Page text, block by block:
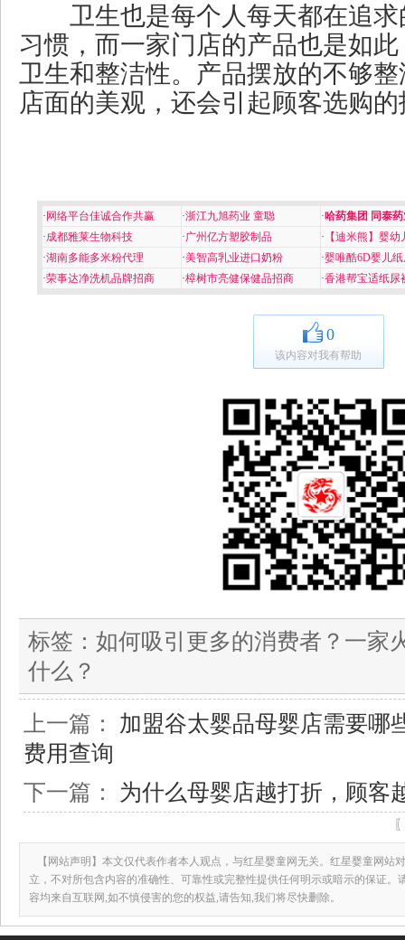
卫生也是每个人每天都在追求
习惯，而一家门店的产品也是如
卫生和整洁性。产品摆放的不够
店面的美观，还会引起顾客选购
· 网络平台佳诚合作共赢 ·浙江九旭药业 童聪 ·哈药集团 同泰
·成都雅莱生物科技 ·广州亿方塑胶制品 · 【迪米熊】婴幼
·湖南多能多米粉代理 ·美智高乳业进口奶粉 ·婴唯酷6D婴儿
·荣事达净洗机品牌招商 ·樟树市亮健保健品招商 ·香港帮宝适纸尿
0
该内容对我有帮助
标签： 如何吸引更多的消费者？一家
什么？
上一篇： 加盟谷太婴品母婴店需要哪
费用查询
下一篇： 为什么母婴店越打折，顾客
【网站声明】本文仅代表作者本人观点，与红星婴童网无关。红星婴童网站
立，不对所包含内容的准确性、可靠性或完整性提供任何明示或暗示的保证。
容均来自互联网,如不慎侵害的您的权益,请告知,我们将尽快删除。